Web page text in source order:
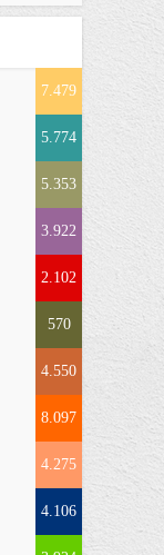
7.479
5.774
5.353
3.922
2.102
570
4.550
8.097
4.275
4.106